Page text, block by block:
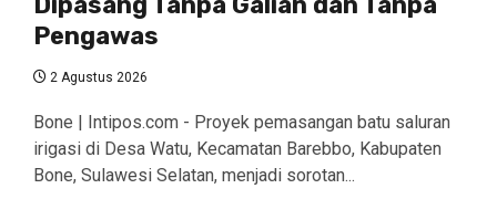
Pengawas
2 Agustus 2026
Bone | Intipos.com - Proyek pemasangan batu saluran
irigasi di Desa Watu, Kecamatan Barebbo, Kabupaten
Bone, Sulawesi Selatan, menjadi sorotan...